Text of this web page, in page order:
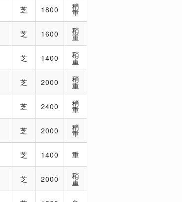
芝 1800 稍
重
芝 1600 稍
重
芝 1400 稍
重
芝 2000 稍
重
芝 2400 稍
重
芝 2000 稍
重
芝 1400 重
芝 2000 稍
重